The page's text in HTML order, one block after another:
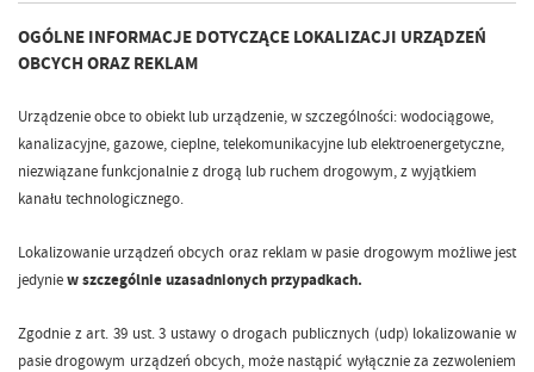
OGÓLNE INFORMACJE DOTYCZĄCE LOKALIZACJI URZĄDZEŃ
OBCYCH ORAZ REKLAM
Urządzenie obce to obiekt lub urządzenie, w szczególności: wodociągowe,
kanalizacyjne, gazowe, cieplne, telekomunikacyjne lub elektroenergetyczne,
niezwiązane funkcjonalnie z drogą lub ruchem drogowym, z wyjątkiem
kanału technologicznego.
Lokalizowanie urządzeń obcych oraz reklam w pasie drogowym możliwe jest
jedyniew szczególnie uzasadnionych przypadkach.
Zgodnie z art. 39 ust. 3 ustawy o drogach publicznych (udp) lokalizowanie w
pasie drogowym urządzeń obcych, może nastąpić wyłącznie za zezwoleniem